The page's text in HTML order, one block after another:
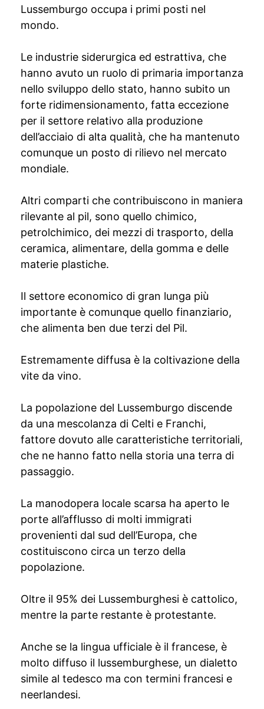
Lussemburgo occupa i primi posti nel
mondo.
Le industrie siderurgica ed estrattiva, che
hanno avuto un ruolo di primaria importanza
nello sviluppo dello stato, hanno subito un
forte ridimensionamento, fatta eccezione
per il settore relativo alla produzione
dell’acciaio di alta qualità, che ha mantenuto
comunque un posto di rilievo nel mercato
mondiale.
Altri comparti che contribuiscono in maniera
rilevante al pil, sono quello chimico,
petrolchimico, dei mezzi di trasporto, della
ceramica, alimentare, della gomma e delle
materie plastiche.
Il settore economico di gran lunga più
importante è comunque quello finanziario,
che alimenta ben due terzi del Pil.
Estremamente diffusa è la coltivazione della
vite da vino.
La popolazione del Lussemburgo discende
da una mescolanza di Celti e Franchi,
fattore dovuto alle caratteristiche territoriali,
che ne hanno fatto nella storia una terra di
passaggio.
La manodopera locale scarsa ha aperto le
porte all’afflusso di molti immigrati
provenienti dal sud dell’Europa, che
costituiscono circa un terzo della
popolazione.
Oltre il 95% dei Lussemburghesi è cattolico,
mentre la parte restante è protestante.
Anche se la lingua ufficiale è il francese, è
molto diffuso il lussemburghese, un dialetto
simile al tedesco ma con termini francesi e
neerlandesi.